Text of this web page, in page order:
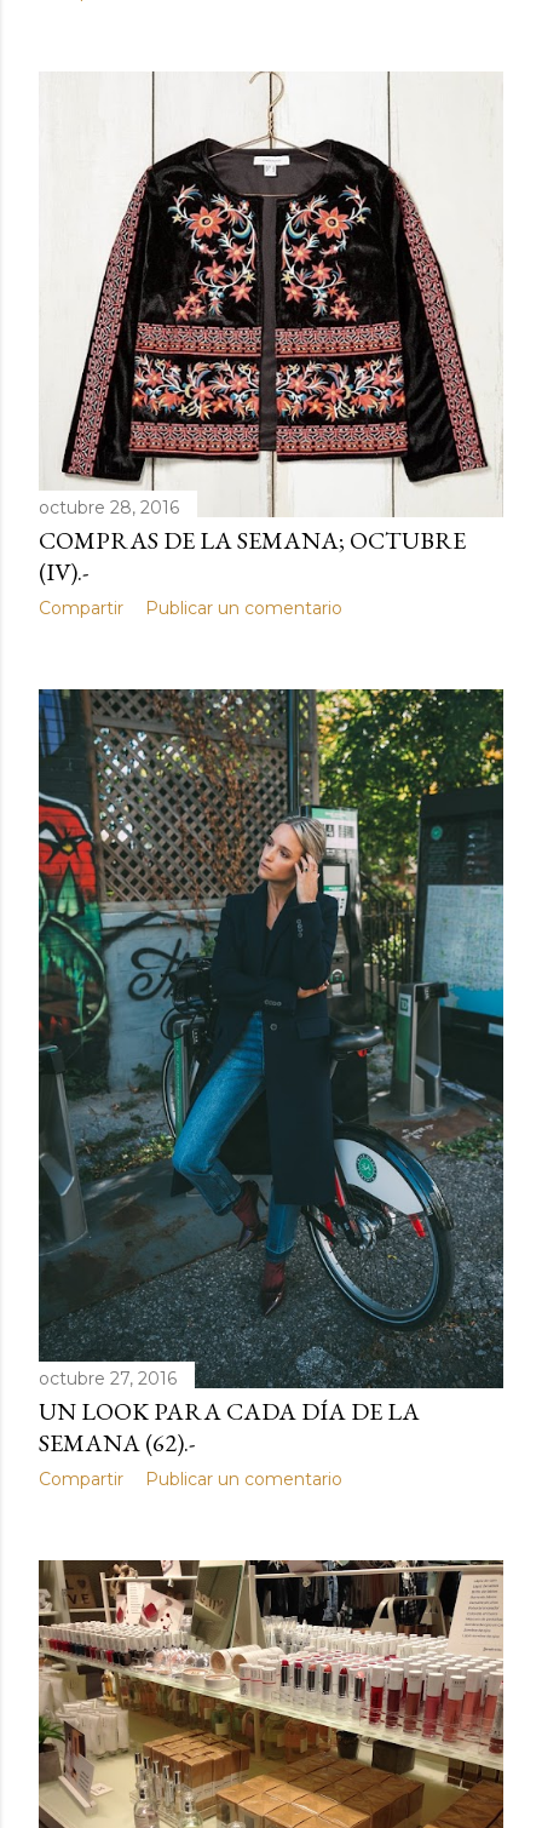
octubre 28, 2016
COMPRAS DE LA SEMANA; OCTUBRE
(IV).-
Compartir Publicar un comentario
octubre 27, 2016
UN LOOK PARA CADA DÍA DE LA
SEMANA (62).-
Compartir Publicar un comentario